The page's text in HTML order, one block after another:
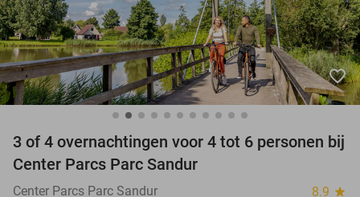
favorite_border
3 of 4 overnachtingen voor 4 tot 6 personen bij
Center Parcs Parc Sandur
Center Parcs Parc Sandur 8.9 star